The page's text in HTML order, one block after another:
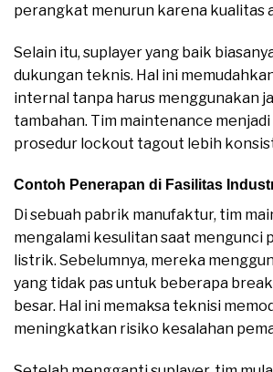
perangkat menurun karena kualitas
Selain itu, suplayer yang baik
dukungan teknis. Hal ini
internal tanpa harus menggunakan
tambahan. Tim maintenance
prosedur lockout tagout lebih
Contoh Penerapan di Fasilitas
Di sebuah pabrik manufaktur, tim
mengalami kesulitan saat mengunci
listrik. Sebelumnya, mereka
yang tidak pas untuk beberapa
besar. Hal ini memaksa teknisi
meningkatkan risiko kesalahan